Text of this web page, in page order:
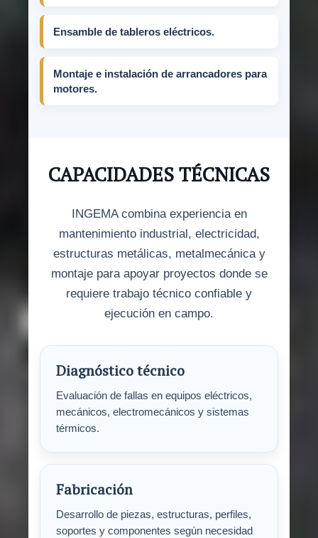
Ensamble de tableros eléctricos.
Montaje e instalación de arrancadores para
motores.
CAPACIDADES TÉCNICAS
INGEMA combina experiencia en
mantenimiento industrial, electricidad,
estructuras metálicas, metalmecánica y
montaje para apoyar proyectos donde se
requiere trabajo técnico confiable y
ejecución en campo.
Diagnóstico técnico
Evaluación de fallas en equipos eléctricos,
mecánicos, electromecánicos y sistemas
térmicos.
Fabricación
Desarrollo de piezas, estructuras, perfiles,
soportes y componentes según necesidad